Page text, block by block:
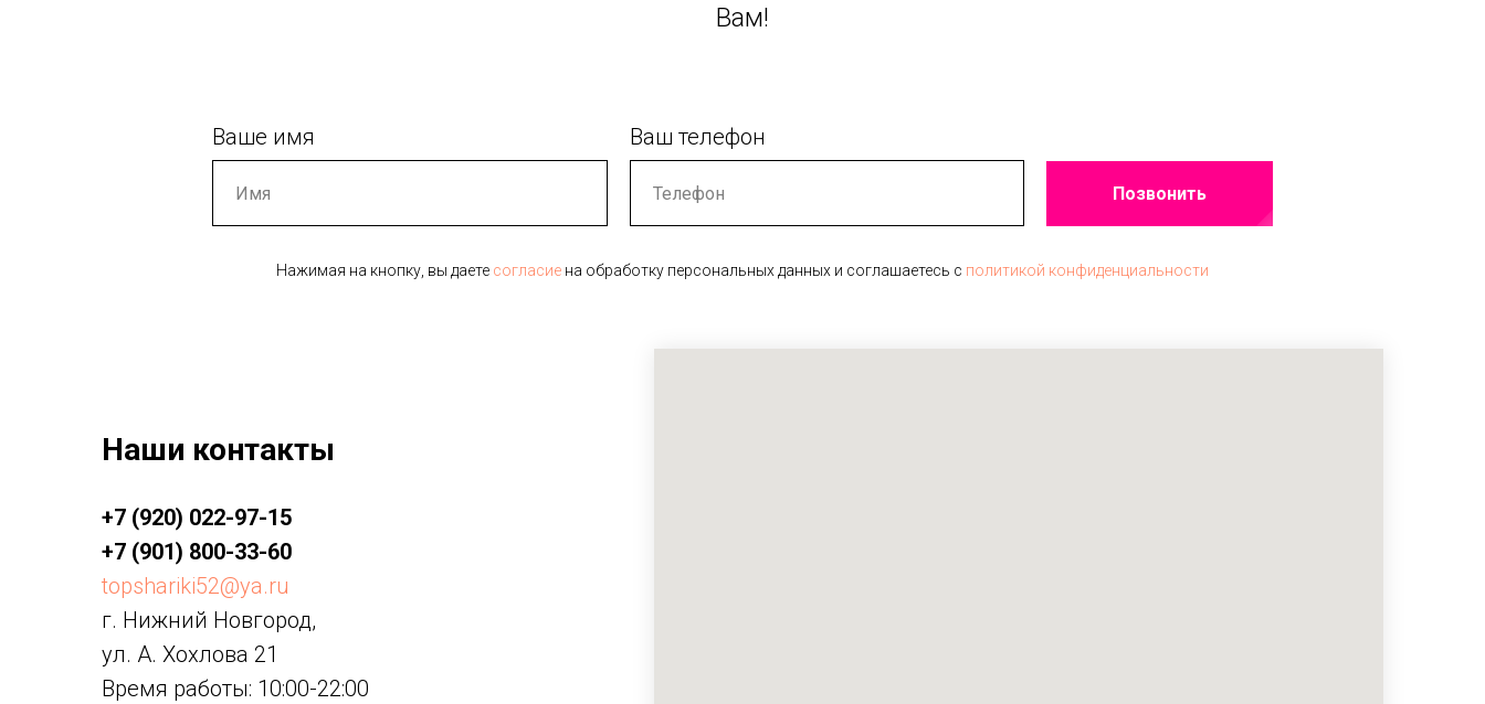
Вам!
Ваше имя Ваш телефон
Позвонить
Нажимая на кнопку, вы даете согласие на обработку персональных данных и соглашаетесь c политикой конфиденциальности
Наши контакты
+7 (920) 022-97-15
+7 (901) 800-33-60
topshariki52@ya.ru
г. Нижний Новгород,
ул. А. Хохлова 21
Время работы: 10:00-22:00